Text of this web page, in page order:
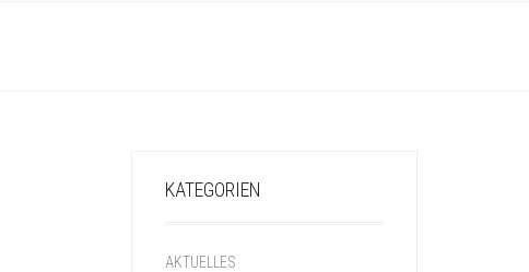
KATEGORIEN
AKTUELLES